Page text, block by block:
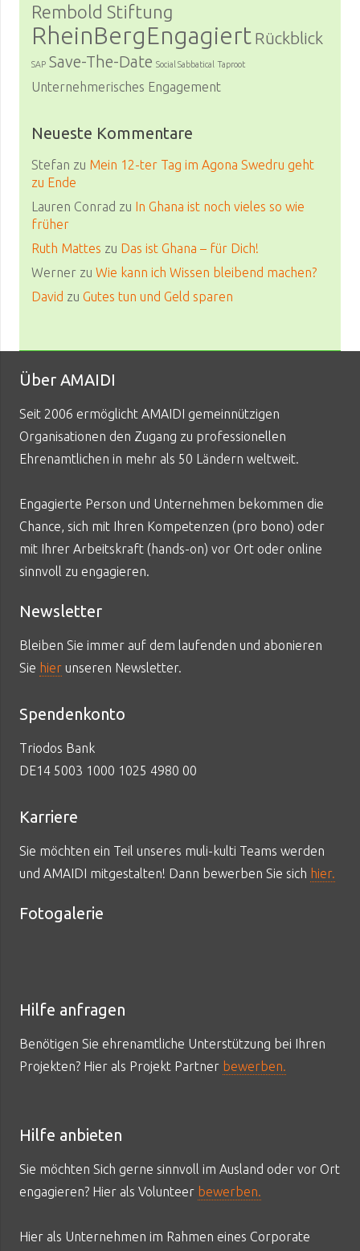
Rembold Stiftung
RheinBergEngagiert Rückblick
SAP Save-The-Date Social Sabbatical Taproot
Unternehmerisches Engagement
Neueste Kommentare
Stefan zu Mein 12-ter Tag im Agona Swedru geht
zu Ende
Lauren Conrad zu In Ghana ist noch vieles so wie
früher
Ruth Mattes zu Das ist Ghana – für Dich!
Werner zu Wie kann ich Wissen bleibend machen?
David zu Gutes tun und Geld sparen
Über AMAIDI
Seit 2006 ermöglicht AMAIDI gemeinnützigen
Organisationen den Zugang zu professionellen
Ehrenamtlichen in mehr als 50 Ländern weltweit.
Engagierte Person und Unternehmen bekommen die
Chance, sich mit Ihren Kompetenzen (pro bono) oder
mit Ihrer Arbeitskraft (hands-on) vor Ort oder online
sinnvoll zu engagieren.
Newsletter
Bleiben Sie immer auf dem laufenden und abonieren
Sie hier unseren Newsletter.
Spendenkonto
Triodos Bank
DE14 5003 1000 1025 4980 00
Karriere
Sie möchten ein Teil unseres muli-kulti Teams werden
und AMAIDI mitgestalten! Dann bewerben Sie sich hier.
Fotogalerie
Hilfe anfragen
Benötigen Sie ehrenamtliche Unterstützung bei Ihren
Projekten? Hier als Projekt Partner bewerben.
Hilfe anbieten
Sie möchten Sich gerne sinnvoll im Ausland oder vor Ort
engagieren? Hier als Volunteer bewerben.
Hier als Unternehmen im Rahmen eines Corporate